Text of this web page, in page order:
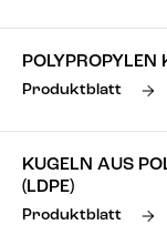
POLYPROPYLEN
Produktblatt
KUGELN AUS
(LDPE)
Produktblatt